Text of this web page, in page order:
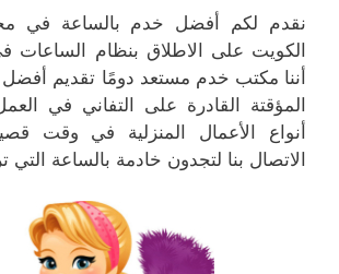
نقدم لكم أفضل خدم بالساعة في
الكويت على الاطلاق بنظام الساعات
أننا مكتب خدم مستعد دومًا تقديم أفضل
المؤقتة القادرة على التفاني في
أنواع الأعمال المنزلية في وقت
الاتصال بنا لتجدون خادمة بالساعة التي